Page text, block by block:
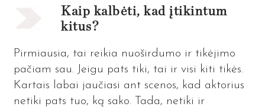
Kaip kalbėti, kad įtikintum
kitus?
Pirmiausia, tai reikia nuoširdumo ir tikėjimo
pačiam sau. Jeigu pats tiki, tai ir visi kiti tikės.
Kartais labai jaučiasi ant scenos, kad aktorius
netiki pats tuo, ką sako. Tada, netiki ir